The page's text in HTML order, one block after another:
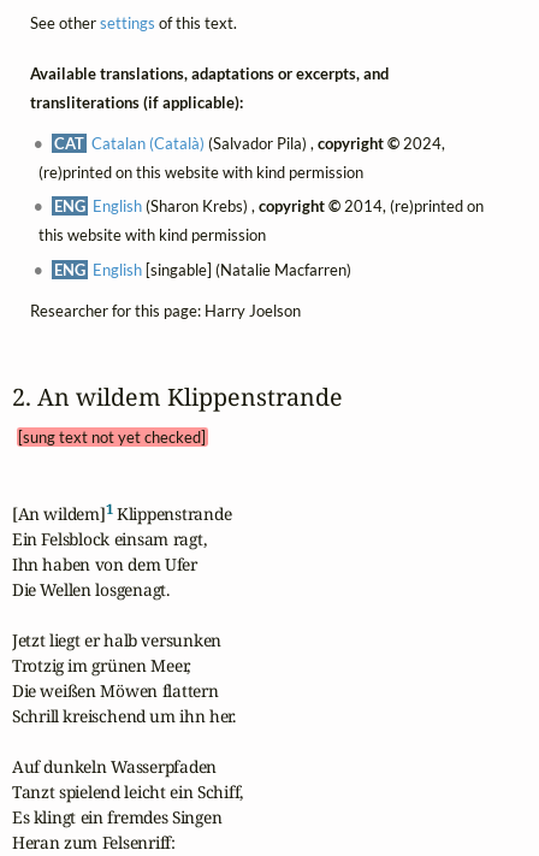
See othersettings of this text.
Available translations, adaptations or excerpts, and
transliterations (if applicable):
CAT Catalan (Català) (Salvador Pila) ,copyright ©2024,
(re)printed on this website with kind permission
ENG English(Sharon Krebs) ,copyright ©2014, (re)printed on
this website with kind permission
ENG English [singable] (Natalie Macfarren)
Researcher for this page: Harry Joelson
2. An wildem Klippenstrande
[sung text not yet checked]
[An wildem]1 Klippenstrande
Ein Felsblock einsam ragt,
Ihn haben von dem Ufer
Die Wellen losgenagt.
Jetzt liegt er halb versunken
Trotzig im grünen Meer,
Die weißen Möwen flattern
Schrill kreischend um ihn her.
Auf dunkeln Wasserpfaden
Tanzt spielend leicht ein Schiff,
Es klingt ein fremdes Singen
Heran zum Felsenriff: